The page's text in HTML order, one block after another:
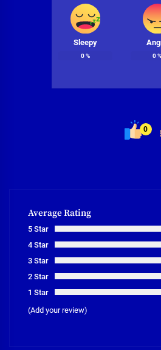
Sleepy
0% 0%
0
Average Rating
5 Star
4 Star
3 Star
2 Star
1 Star
(Add your review)